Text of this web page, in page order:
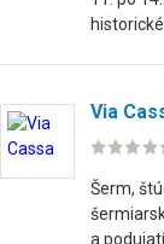
Via
Šerm,
a